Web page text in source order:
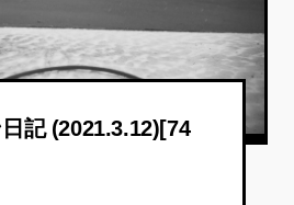
記 (2021.3.12)[74